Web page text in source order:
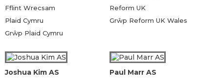
Fflint Wrecsam
Plaid Cymru
Grŵp Plaid Cymru
Reform UK
Grŵp Reform UK Wales
Joshua Kim AS Paul Marr AS